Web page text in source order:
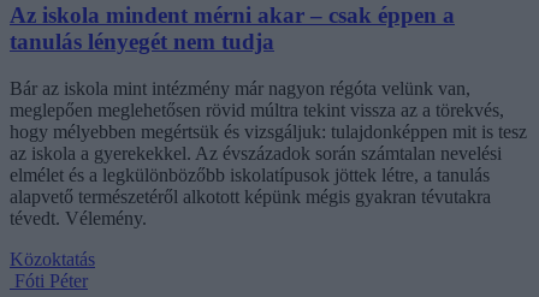
Az iskola mindent mérni akar – csak éppen a
tanulás lényegét nem tudja
Bár az iskola mint intézmény már nagyon régóta velünk van,
meglepően meglehetősen rövid múltra tekint vissza az a törekvés,
hogy mélyebben megértsük és vizsgáljuk: tulajdonképpen mit is tesz
az iskola a gyerekekkel. Az évszázadok során számtalan nevelési
elmélet és a legkülönbözőbb iskolatípusok jöttek létre, a tanulás
alapvető természetéről alkotott képünk mégis gyakran tévutakra
tévedt. Vélemény.
Közoktatás
Fóti Péter